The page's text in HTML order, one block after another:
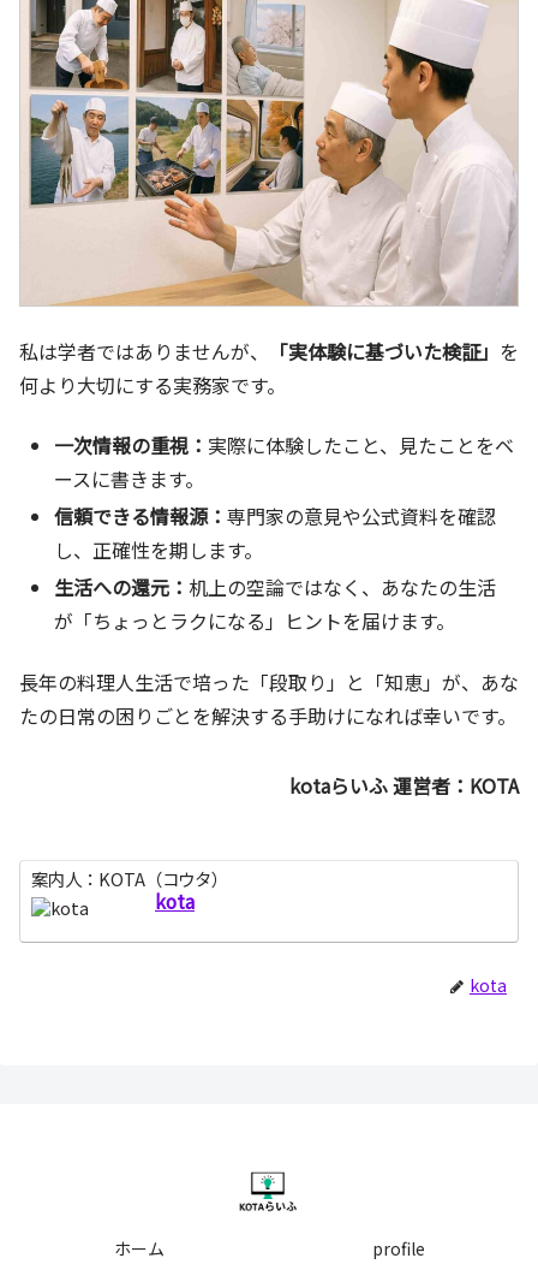
私は学者ではありませんが、 「実体験に基づいた検証」 を
何より大切にする実務家です。
一次情報の重視： 実際に体験したこと、見たことをベ
ースに書きます。
信頼できる情報源：専門家の意見や公式資料を確認
し、正確性を期します。
生活への還元： 机上の空論ではなく、あなたの生活
が「ちょっとラクになる」ヒントを届けます。
長年の料理人生活で培った「段取り」と「知恵」が、あな
たの日常の困りごとを解決する手助けになれば幸いです。
kotaらいふ 運営者：KOTA
案内人：KOTA（コウタ）
kota
kota
ホーム profile